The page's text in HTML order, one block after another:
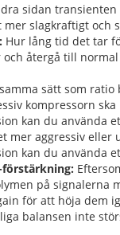
sidan transienten
slagkraftigt och
Hur lång tid det tar
och återgå till
sätt som ratio
kompressorn
kan du använda
mer aggressiv eller
kan du använda
förstärkning:
på signalerna
för att höja dem
balansen inte